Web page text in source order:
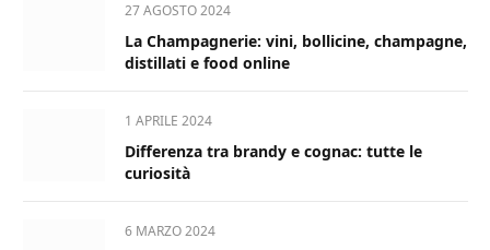
27 AGOSTO 2024
La Champagnerie: vini, bollicine, champagne,
distillati e food online
1 APRILE 2024
Differenza tra brandy e cognac: tutte le
curiosità
6 MARZO 2024